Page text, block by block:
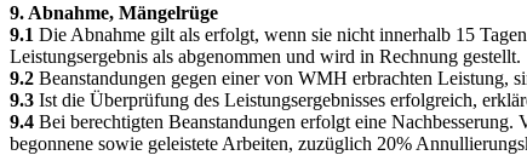
9. Abnahme, Mängelrüge
9.1 Die Abnahme gilt als erfolgt, wenn sie nicht innerhalb 15
Leistungsergebnis als abgenommen und wird in Rechnung gestellt.
9.2 Beanstandungen gegen einer von WMH erbrachten Leistung,
9.3 Ist die Überprüfung des Leistungsergebnisses erfolgreich,
9.4 Bei berechtigten Beanstandungen erfolgt eine
begonnene sowie geleistete Arbeiten, zuzüglich 20%